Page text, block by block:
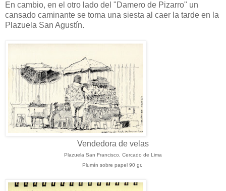
En cambio, en el otro lado del "Damero de Pizarro" un
cansado caminante se toma una siesta al caer la tarde en la
Plazuela San Agustín.
Vendedora de velas
Plazuela San Francisco, Cercado de Lima
Plumín sobre papel 90 gr.